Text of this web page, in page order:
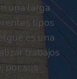
una larga
tipos
es una
trabajos
por sus